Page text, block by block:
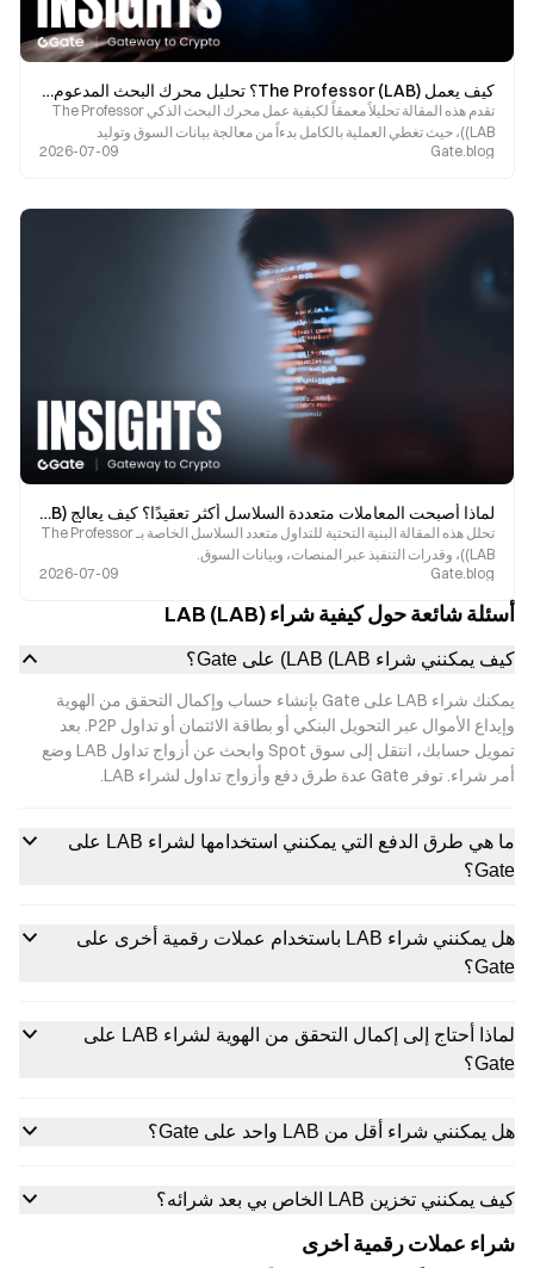
كيف يعمل The Professor (LAB)؟ تحليل محرك البحث المدعوم بالذكاء الاصطناعي وبنية التداول متعددة الشبكات
تقدم هذه المقالة تحليلاً معمقاً لكيفية عمل محرك البحث الذكي The Professor
(LAB)، حيث تغطي العملية بالكامل بدءاً من معالجة بيانات السوق وتوليد
الاستراتيجيات وصولاً إلى تنفيذ الصفقات.
Gate.blog
2026-07-09
لماذا أصبحت المعاملات متعددة السلاسل أكثر تعقيدًا؟ كيف يعالج The Professor (LAB) مشكلة تجزئة السيولة
تحلل هذه المقالة البنية التحتية للتداول متعدد السلاسل الخاصة بـ The Professor
(LAB)، وقدرات التنفيذ عبر المنصات، وبيانات السوق.
Gate.blog
2026-07-09
أسئلة شائعة حول كيفية شراء LAB (LAB)
كيف يمكنني شراء LAB (LAB) على Gate؟
يمكنك شراء LAB على Gate بإنشاء حساب وإكمال التحقق من الهوية
وإيداع الأموال عبر التحويل البنكي أو بطاقة الائتمان أو تداول P2P. بعد
تمويل حسابك، انتقل إلى سوق Spot وابحث عن أزواج تداول LAB وضع
أمر شراء. توفر Gate عدة طرق دفع وأزواج تداول لشراء LAB.
ما هي طرق الدفع التي يمكنني استخدامها لشراء LAB على
Gate؟
هل يمكنني شراء LAB باستخدام عملات رقمية أخرى على
Gate؟
لماذا أحتاج إلى إكمال التحقق من الهوية لشراء LAB على
Gate؟
هل يمكنني شراء أقل من LAB واحد على Gate؟
كيف يمكنني تخزين LAB الخاص بي بعد شرائه؟
شراء عملات رقمية أخرى